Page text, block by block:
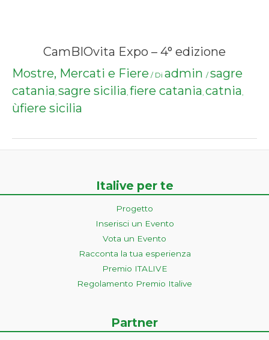
CamBIOvita Expo – 4° edizione
Mostre, Mercati e Fiere / Di admin / sagre
catania, sagre sicilia, fiere catania, catnia,
ùfiere sicilia
Italive per te
Progetto
Inserisci un Evento
Vota un Evento
Racconta la tua esperienza
Premio ITALIVE
Regolamento Premio Italive
Partner